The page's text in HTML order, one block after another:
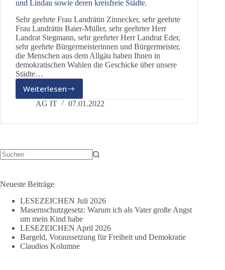
und Lindau sowie deren kreisfreie Städte.
Sehr geehrte Frau Landrätin Zinnecker, sehr geehrte
Frau Landrätin Baier-Müller, sehr geehrter Herr
Landrat Stegmann, sehr geehrter Herr Landrat Eder,
sehr geehrte Bürgermeisterinnen und Bürgermeister,
die Menschen aus dem Allgäu haben Ihnen in
demokratischen Wahlen die Geschicke über unsere
Städte…
Weiterlesen
Offener
Brief
die
Bürgermeisterinnen
Bürgermeister
der
Landkreise
Ostallgäu,
Oberallgäu,
AG IT 07.01.2022
Neueste Beiträge
LESEZEICHEN Juli 2026
Masernschutzgesetz: Warum ich als Vater große Angst
um mein Kind habe
LESEZEICHEN April 2026
Bargeld, Voraussetzung für Freiheit und Demokratie
Claudios Kolumne